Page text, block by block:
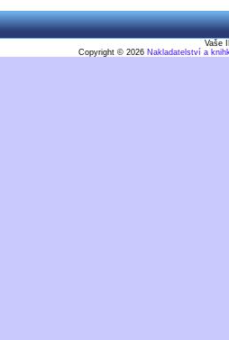
Vaše
Copyright © 2026 Nakladatelství a